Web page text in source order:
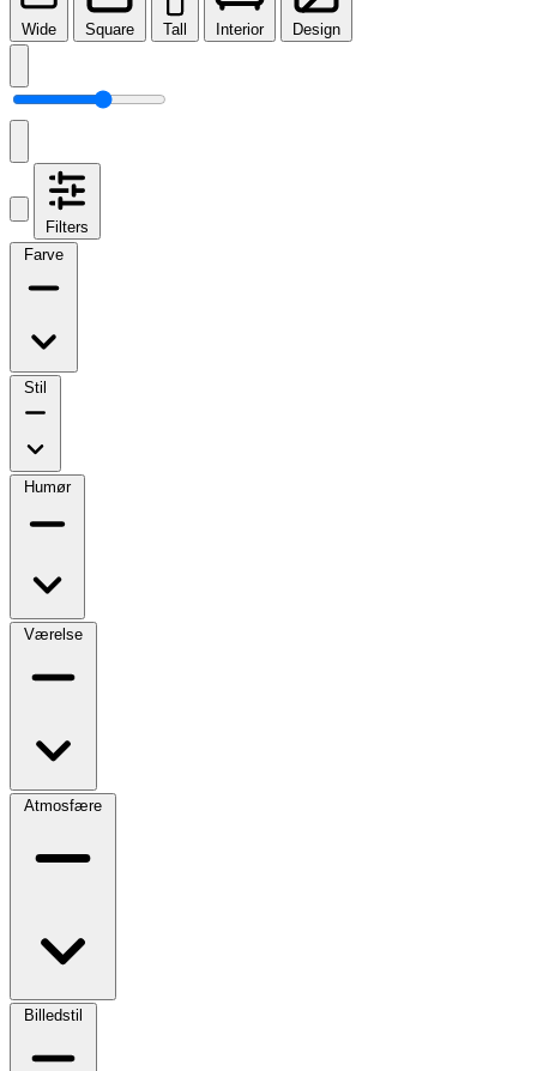
Wide Square Tall Interior Design
Filters
Farve
Stil
Humør
Værelse
Atmosfære
Billedstil